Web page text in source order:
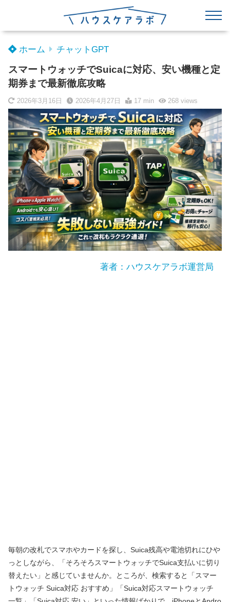
ホーム チャットGPT
スマートウォッチでSuicaに対応、安い機種と定
期券まで最新徹底攻略
2026年3月16日 2026年4月27日 17 min 268views
著者：ハウスケアラボ運営局
毎朝の改札でスマホやカードを探し、Suica残高や電池切れにひや
っとしながら、「そろそろスマートウォッチでSuica支払いに切り
替えたい」と感じていませんか。ところが、検索すると「スマー
トウォッチ Suica対応 おすすめ」「Suica対応スマートウォッチ